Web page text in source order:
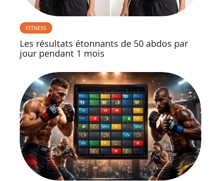
FITNESS
Les résultats étonnants de 50 abdos par
jour pendant 1 mois